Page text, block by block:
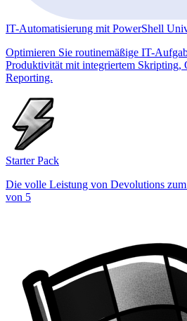
IT-Automatisierung mit PowerShell
Optimieren Sie routinemäßige IT-
Produktivität mit integriertem Skripting,
Reporting.
Starter Pack
Die volle Leistung von Devolutions
von 5